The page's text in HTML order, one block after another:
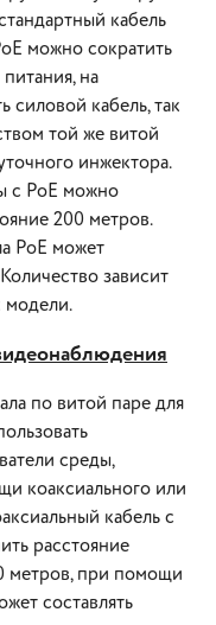
кабель
можно сократить
на
силовой кабель, так
той же витой
инжектора.
с PoE можно
200 метров.
PoE может
зависит
модели.
по витой паре для
среды,
коаксиального или
кабель с
расстояние
метров, при помощи
составлять